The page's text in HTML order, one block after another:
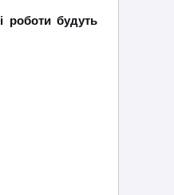
роботи будуть